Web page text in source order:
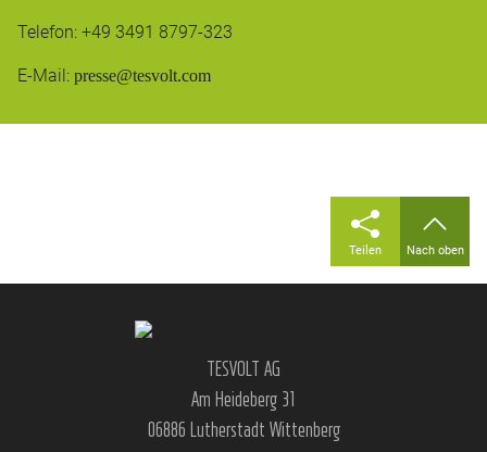
Telefon: +49 3491 8797-323
E-Mail: presse@tesvolt.com
Teilen Nach oben
TESVOLT AG
Am Heideberg 31
06886 Lutherstadt Wittenberg